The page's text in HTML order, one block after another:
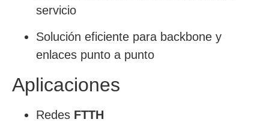
servicio
Solución eficiente para backbone y
enlaces punto a punto
Aplicaciones
Redes FTTH